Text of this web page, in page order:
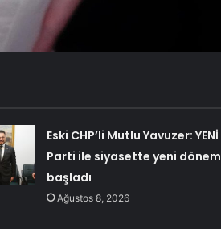
Eski CHP’li Mutlu Yavuzer: YENİ
Parti ile siyasette yeni dönem
başladı
Ağustos 8, 2026